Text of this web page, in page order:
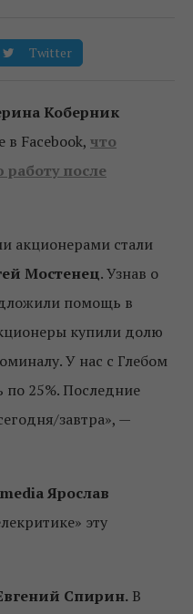
Twitter
Коберник
в Facebook, что
после
акционерами стали
Мостенец. Узнав о
помощь в
купили долю
У нас с Глебом
по 25%. Последние
завтра», —
Ярослав
эту
Спирин. В